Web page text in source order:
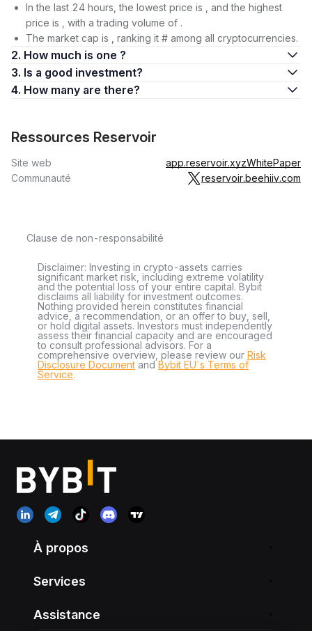
In the last 24 hours, the lowest price is , and the highest
price is , with a trading volume of .
The market cap is , ranking it # among all cryptocurrencies.
2. How much is one ?
3. Is a good investment?
4. How many are there?
Ressources Reservoir
Site web app.reservoir.xyzWhitePaper
Communauté
reservoir.beehiiv.com
Clause de non-responsabilité
Disclaimer: Investing in crypto-assets carries
significant market risk, including extreme volatility
and the potential loss of your entire capital. Bybit
disclaims all liability for investment outcomes.
Nothing provided herein constitutes financial
advice, a recommendation, or an offer to buy, sell,
or hold digital assets. Investors must independently
assess their financial capacity and are encouraged
to consult professional advisors. For a
comprehensive overview, please review our Risk
Disclosure Document andBybit EU´s Terms of
Service.
À propos
Services
Assistance